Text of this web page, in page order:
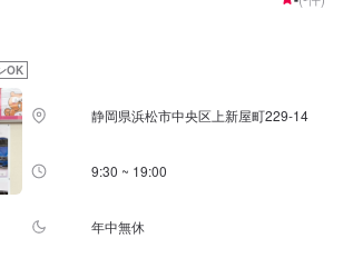
OK
静岡県浜松市中央区上新屋町229-14
9:30 ~ 19:00
年中無休